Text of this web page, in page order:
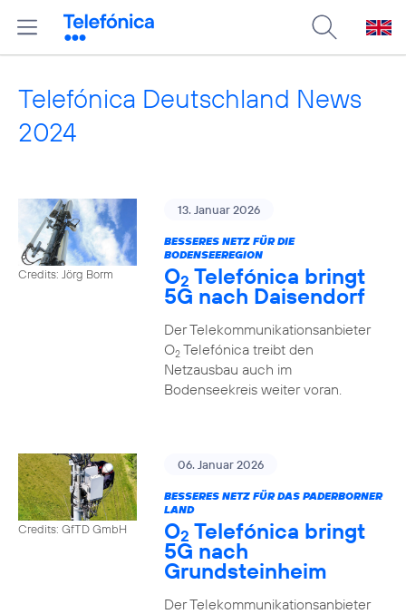
Telefónica Deutschland News
2024
Credits: Jörg Borm
13. Januar 2026
BESSERES NETZ FÜR DIE
BODENSEEREGION
O2 Telefónica bringt
5G nach Daisendorf
Der Telekommunikationsanbieter
O2Telefónica treibt den
Netzausbau auch im
Bodenseekreis weiter voran.
Credits: GfTD GmbH
06. Januar 2026
BESSERES NETZ FÜR DAS PADERBORNER
LAND
O2 Telefónica bringt
5G nach
Grundsteinheim
Der Telekommunikationsanbieter